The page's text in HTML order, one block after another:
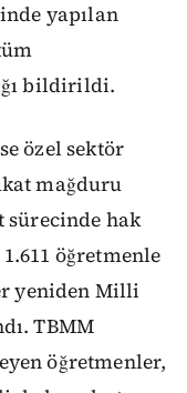
yapılan
bildirildi.
özel sektör
mağduru
sürecinde hak
öğretmenle
yeniden Milli
TBMM
öğretmenler,